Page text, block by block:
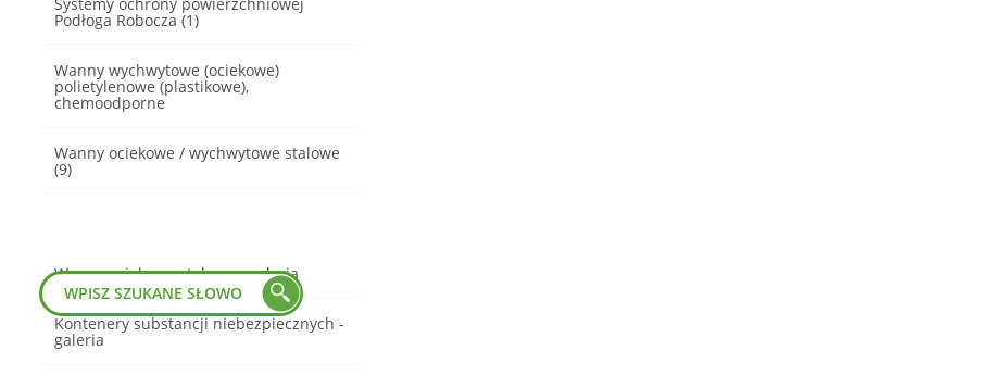
Podłoga Robocza (1)
Wanny wychwytowe (ociekowe)
polietylenowe (plastikowe),
chemoodporne
Wanny ociekowe / wychwytowe stalowe
(9)
Wanny ociekowe stalowe - galeria
Kontenery substancji niebezpiecznych -
galeria